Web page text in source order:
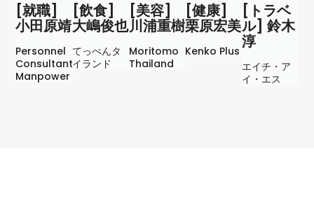
[就職]
小田原靖
Personnel
Consultant
Manpower
[飲食]
大嶋俊也
てっぺんタ
イランド
[美容]
川浦重樹
Moritomo
Thailand
[健康]
栗原宏美
Kenko Plus
[トラベ
ル] 鈴木
淳
エイチ・ア
イ・エス